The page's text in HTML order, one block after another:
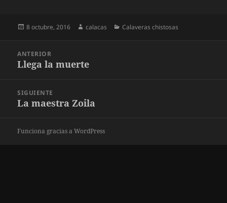
Publicado
8 octubre, 2016 Autor
calacas Categorías
Calaveras chistosas
entradas
ANTERIOR
Entrada
Llega la muerte
SIGUIENTE
Entrada
La maestra Zoila
Funciona gracias a WordPress